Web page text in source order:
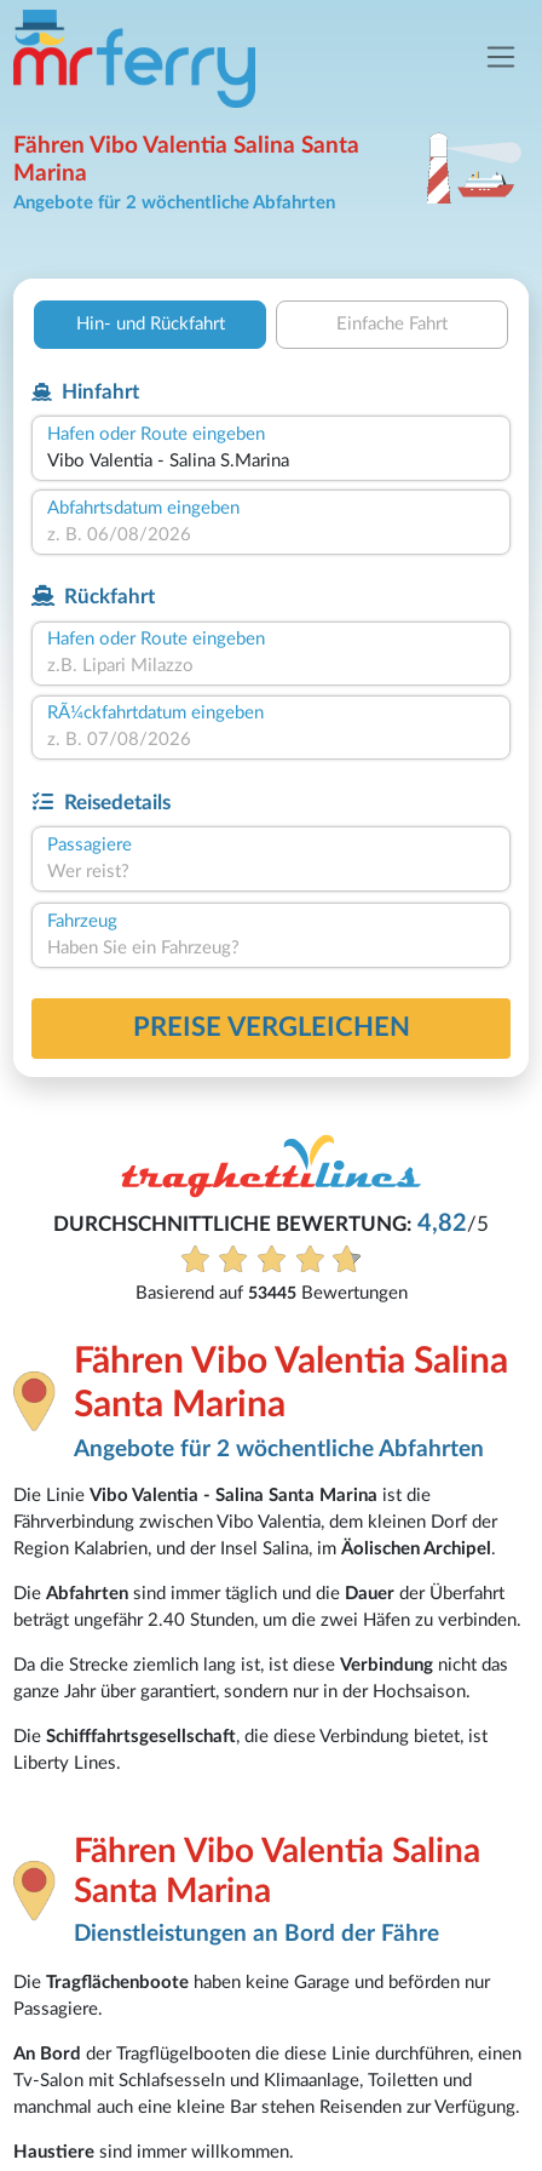
Fähren Vibo Valentia Salina Santa
Marina
Angebote für 2 wöchentliche Abfahrten
Hin- und Rückfahrt Einfache Fahrt
Hinfahrt
Hafen oder Route eingeben
Abfahrtsdatum eingeben
Rückfahrt
Hafen oder Route eingeben
RÃ¼ckfahrtdatum eingeben
Reisedetails
Passagiere
Wer reist?
Fahrzeug
Haben Sie ein Fahrzeug?
PREISE VERGLEICHEN
DURCHSCHNITTLICHE BEWERTUNG: 4,82/5
Basierend auf 53445Bewertungen
Fähren Vibo Valentia Salina
Santa Marina
Angebote für 2 wöchentliche Abfahrten
Die LinieVibo Valentia - Salina Santa Marina ist die
Fährverbindung zwischen Vibo Valentia, dem kleinen Dorf der
Region Kalabrien, und der Insel Salina, imÄolischen Archipel .
DieAbfahrten sind immer täglich und die Dauer der Überfahrt
beträgt ungefähr 2.40 Stunden, um die zwei Häfen zu verbinden.
Da die Strecke ziemlich lang ist, ist dieseVerbindung nicht das
ganze Jahr über garantiert, sondern nur in der Hochsaison.
DieSchifffahrtsgesellschaft, die diese Verbindung bietet, ist
Liberty Lines.
Fähren Vibo Valentia Salina
Santa Marina
Dienstleistungen an Bord der Fähre
DieTragflächenboote haben keine Garage und beförden nur
Passagiere.
An Bord der Tragflügelbooten die diese Linie durchführen, einen
Tv-Salon mit Schlafsesseln und Klimaanlage, Toiletten und
manchmal auch eine kleine Bar stehen Reisenden zur Verfügung.
Haustieresind immer willkommen.